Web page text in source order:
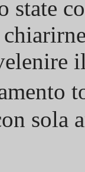
state
sola